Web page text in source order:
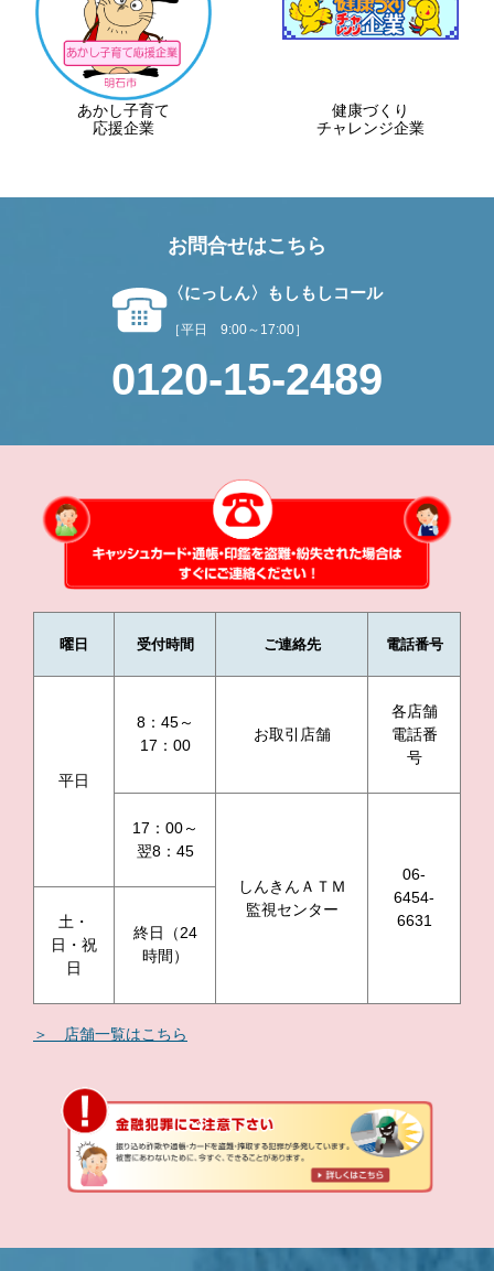
あかし子育て
応援企業
健康づくり
チャレンジ企業
お問合せはこちら
〈にっしん〉もしもしコール
［平日 9:00～17:00］
0120-15-2489
曜日 受付時間 ご連絡先 電話番号
平日
8：45～
17：00
お取引店舗
各店舗
電話番
号
17：00～
翌8：45
しんきんＡＴＭ
監視センター
06-
6454-
6631
土・
日・祝
日
終日（24
時間）
＞ 店舗一覧はこちら